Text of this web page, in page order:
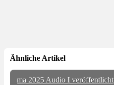
Ähnliche Artikel
ma 2025 Audio I veröffentlicht